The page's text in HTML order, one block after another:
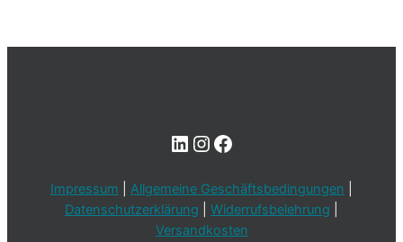
LinkedIn
Instagram
Facebook
Impressum Allgemeine Geschäftsbedingungen
Datenschutzerklärung
Widerrufsbelehrung
Versandkosten